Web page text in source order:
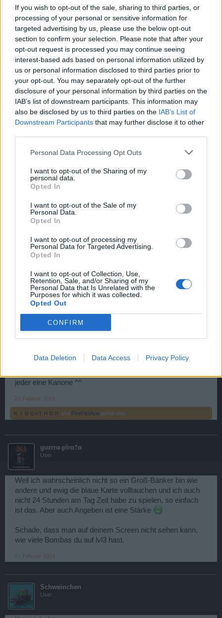
If you wish to opt-out of the sale, sharing to third parties, or
processing of your personal or sensitive information for
targeted advertising by us, please use the below opt-out
section to confirm your selection. Please note that after your
opt-out request is processed you may continue seeing
interest-based ads based on personal information utilized by
us or personal information disclosed to third parties prior to
your opt-out. You may separately opt-out of the further
disclosure of your personal information by third parties on the
IAB’s list of downstream participants. This information may
also be disclosed by us to third parties on the IAB’s List of
Downstream Participants that may further disclose it to other
Personal Data Processing Opt Outs
I want to opt-out of the Sharing of my
personal data.
Opted In
I want to opt-out of the Sale of my
Personal Data.
Opted In
I want to opt-out of processing my
Personal Data for Targeted Advertising.
Opted In
I want to opt-out of Collection, Use,
Retention, Sale, and/or Sharing of my
Personal Data that Is Unrelated with the
Purposes for which it was collected.
Opted Out
CONFIRM
Data Deletion Data Access Privacy Policy
Dies muss man leider sehr oft machen, je nachdem wie
viele man davon im Lager hat, aber am Ende ist man das
Kleinzeug los.
21 Februar 2014
guεrrα-pïrα†α
User
versenkt werden, bis ich die alle los bin
21 Februar 2014
gefällt dies.
Schweinchen
User
Wie oft soll ich mich den da bitte versenken lassen?
Zitat von guεrrα-pïrα†α:↑
Ich habe z.B. 2.774 9-Pfünder. Wie oft soll ich denn versenkt
werden, bis ich die alle los bin
Wie kommst du nur an so wenig 9 Pfünder
jeder eine Kanone ^^
21 Februar 2014
ＫＩＮＧ≡ＴＨＯＲ und FireFistAce gefällt dies.
guεrrα-pïrα†α
User
Weil ich wahrscheinlich nicht so ein Groß-Bänker bin wie
andere und ewig die blaue Karte volltauchen und ich auch
nicht 24 Stunden am Tag Zeit habe zu spielen, so einfach
ist das. Aber auch Angeben ist eine Stärke
Schade, dass man auf deinem Screen nicht sehen kann,
wie viele Bombas du auf lvl3 hast.
21 Februar 2014
Schweinchen
User